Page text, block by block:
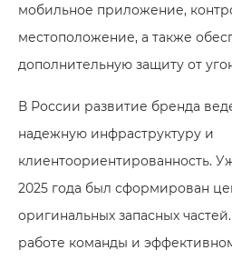
мобильное приложение,
местоположение, а также
дополнительную защиту от
В России развитие бренда
надежную инфраструктуру и
клиентоориентированность.
2025 года был сформирован
оригинальных запасных
работе команды и